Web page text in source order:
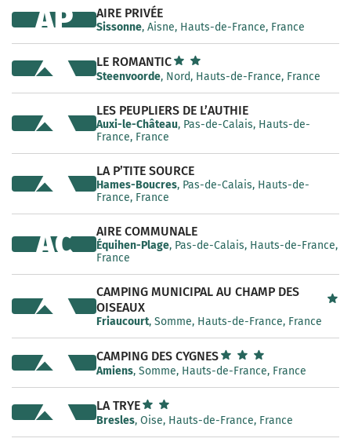
AIRE PRIVÉE
Sissonne, Aisne, Hauts-de-France, France
AP
LE ROMANTIC
Steenvoorde, Nord, Hauts-de-France, France
LES PEUPLIERS DE L’AUTHIE
Auxi-le-Château, Pas-de-Calais, Hauts-de-
France, France
LA P’TITE SOURCE
Hames-Boucres, Pas-de-Calais, Hauts-de-
France, France
AIRE COMMUNALE
Équihen-Plage, Pas-de-Calais, Hauts-de-France,
France
AC
CAMPING MUNICIPAL AU CHAMP DES
OISEAUX
Friaucourt, Somme, Hauts-de-France, France
CAMPING DES CYGNES
Amiens, Somme, Hauts-de-France, France
LA TRYE
Bresles, Oise, Hauts-de-France, France